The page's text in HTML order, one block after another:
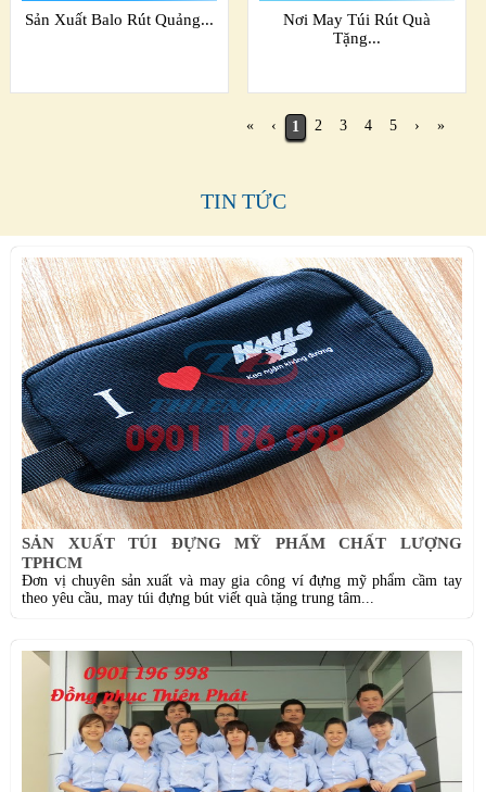
Sản Xuất Balo Rút Quảng...
Nơi May Túi Rút Quà
Tặng...
« ‹ 1 2 3 4 5 › »
TIN TỨC
SẢN XUẤT TÚI ĐỰNG MỸ PHẨM CHẤT LƯỢNG
TPHCM
Đơn vị chuyên sản xuất và may gia công ví đựng mỹ phẩm cầm tay
theo yêu cầu, may túi đựng bút viết quà tặng trung tâm...